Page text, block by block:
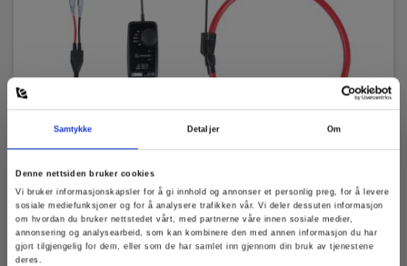
Samtykke Detaljer Om
Denne nettsiden bruker cookies
Vi bruker informasjonskapsler for å gi innhold og annonser et personlig preg, for å levere
sosiale mediefunksjoner og for å analysere trafikken vår. Vi deler dessuten informasjon
om hvordan du bruker nettstedet vårt, med partnerne våre innen sosiale medier,
annonsering og analysearbeid, som kan kombinere den med annen informasjon du har
gjort tilgjengelig for dem, eller som de har samlet inn gjennom din bruk av tjenestene
deres.
2 x AA Alkaline (inkl.)
Kapslingsgrad
IP-kode:
IP54
H x B x D:
120 mm x 58 mm x 36 mm
CA AmpFlex A110-800 Fleksibel strømtang 3000
A AC
EAN 3760171419175